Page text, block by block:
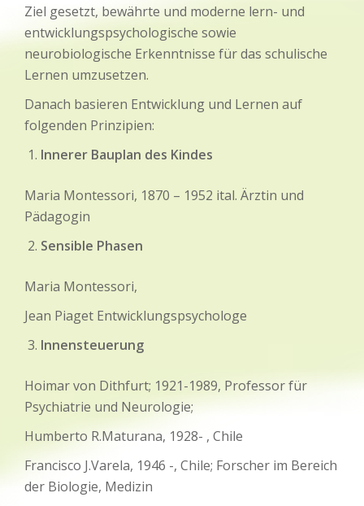
Ziel gesetzt, bewährte und moderne lern- und
entwicklungspsychologische sowie
neurobiologische Erkenntnisse für das schulische
Lernen umzusetzen.
Danach basieren Entwicklung und Lernen auf
folgenden Prinzipien:
Innerer Bauplan des Kindes
Maria Montessori, 1870 – 1952 ital. Ärztin und
Pädagogin
Sensible Phasen
Maria Montessori,
Jean Piaget Entwicklungspsychologe
Innensteuerung
Hoimar von Dithfurt; 1921-1989, Professor für
Psychiatrie und Neurologie;
Humberto R.Maturana, 1928- , Chile
Francisco J.Varela, 1946 -, Chile; Forscher im Bereich
der Biologie, Medizin